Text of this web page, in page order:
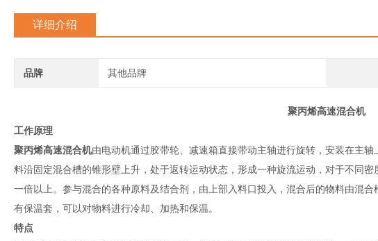
详细介绍
品牌 其他品牌
聚丙烯高速混合机
工作原理
聚丙烯高速混合机由电动机通过胶带轮、减速箱直接带动主轴进行旋转，安装在主
料沿固定混合槽的锥形壁上升，处于返转运动状态，形成一种旋流运动，对于不同
一倍以上。参与混合的各种原料及结合剂，由上部入料口投入，混合后的物料由混
有保温套，可以对物料进行冷却、加热和保温。
特点